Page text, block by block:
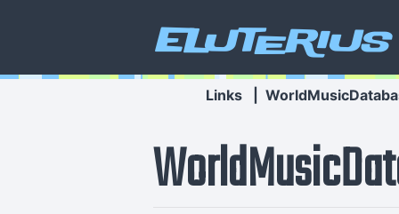
Eluterius
Links